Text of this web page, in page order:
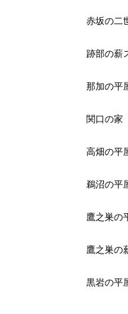
赤坂の二
跡部の薪
那加の平
関口の家
高畑の平
鵜沼の平
鷹之巣の
鷹之巣の
黒岩の平